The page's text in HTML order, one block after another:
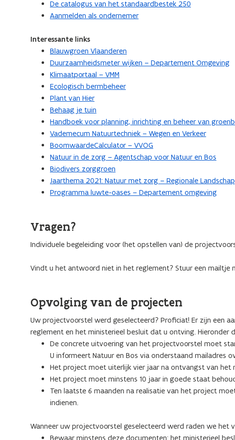
De catalogus van het standaardbestek 250
Aanmelden als ondernemer
Interessante links
Blauwgroen Vlaanderen
Duurzaamheidsmeter wijken – Departement Omgeving
Klimaatportaal – VMM
Ecologisch bermbeheer
Plant van Hier
Behaag je tuin
Handboek voor planning, inrichting en beheer van
Vademecum Natuurtechniek – Wegen en Verkeer
BoomwaardeCalculator – VVOG
Natuur in de zorg – Agentschap voor Natuur en Bos
Biodivers zorggroen
Jaarthema 2021: Natuur met zorg – Regionale
Programma luwte-oases – Departement omgeving
Vragen?
Individuele begeleiding voor (het opstellen van) de
Vindt u het antwoord niet in het reglement? Stuur een mailtje
Opvolging van de projecten
Uw projectvoorstel werd geselecteerd? Proficiat! Er zijn een
reglement en het ministerieel besluit dat u ontving.
De concrete uitvoering van het projectvoorstel moet
U informeert Natuur en Bos via onderstaand mailadres
Het project moet uiterlijk vier jaar na ontvangst van het
Het project moet minstens 10 jaar in goede staat
Ten laatste 6 maanden na realisatie van het project
indienen.
Wanneer uw projectvoorstel geselecteerd werd raden we het
Bewaar minstens deze documenten: het ministerieel